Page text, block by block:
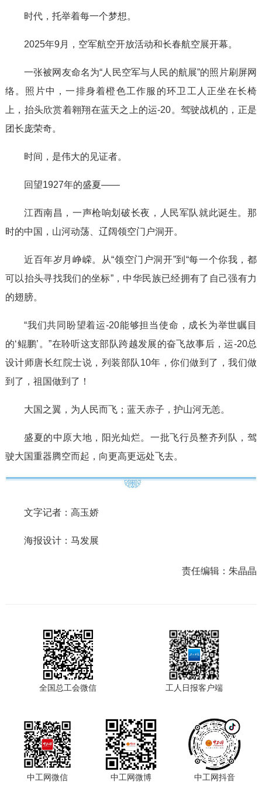
时代，托举着每一个梦想。
2025年9月，空军航空开放活动和长春航空展开幕。
一张被网友命名为“人民空军与人民的航展”的照片刷屏网
络。照片中，一排身着橙色工作服的环卫工人正坐在长椅
上，抬头欣赏着翱翔在蓝天之上的运-20。驾驶战机的，正是
团长庞荣奇。
时间，是伟大的见证者。
回望1927年的盛夏——
江西南昌，一声枪响划破长夜，人民军队就此诞生。那
时的中国，山河动荡、辽阔领空门户洞开。
近百年岁月峥嵘。从“领空门户洞开”到“每一个你我，都
可以抬头寻找我们的坐标”，中华民族已经拥有了自己强有力
的翅膀。
“我们共同盼望着运-20能够担当使命，成长为举世瞩目
的‘鲲鹏’。”在聆听这支部队跨越发展的奋飞故事后，运-20总
设计师唐长红院士说，列装部队10年，你们做到了，我们做
到了，祖国做到了！
大国之翼，为人民而飞；蓝天赤子，护山河无恙。
盛夏的中原大地，阳光灿烂。一批飞行员整齐列队，驾
驶大国重器腾空而起，向更高更远处飞去。
文字记者：高玉娇
海报设计：马发展
责任编辑：朱晶晶
全国总工会微信 工人日报客户端
中工网微信 中工网微博 中工网抖音